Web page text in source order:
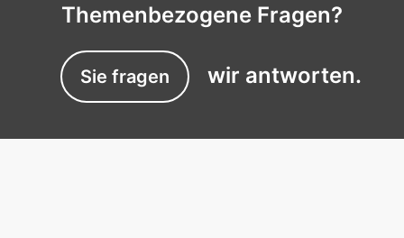
Themenbezogene Fragen?
Sie fragen wir antworten.